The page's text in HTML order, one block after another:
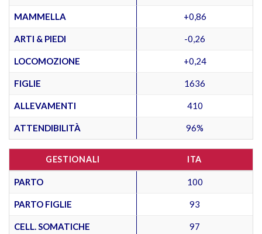
MAMMELLA +0,86
ARTI & PIEDI -0,26
LOCOMOZIONE +0,24
FIGLIE 1636
ALLEVAMENTI 410
ATTENDIBILITÀ 96%
GESTIONALI ITA
PARTO 100
PARTO FIGLIE 93
CELL. SOMATICHE 97